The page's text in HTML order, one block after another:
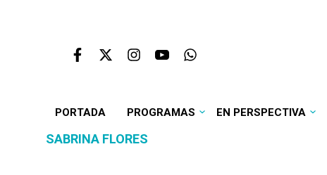
PORTADA PROGRAMAS EN PERSPECTIVA
SABRINA FLORES